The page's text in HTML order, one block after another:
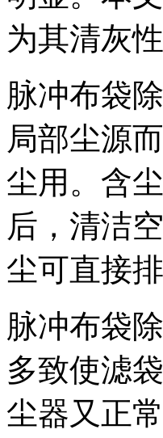
为其清灰
脉冲布袋
局部尘源
尘用。含
后，清洁
尘可直接
脉冲布袋
多致使滤
尘器又正